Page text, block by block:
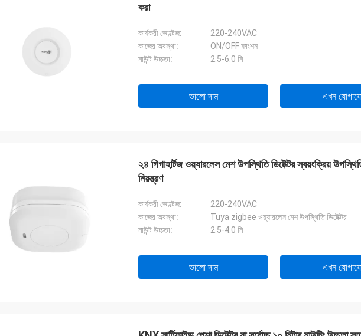
করা
কার্যকরী ভোল্টেজ:
220-240VAC
কাজের অবস্থা:
ON/OFF ফাংশন
মাউন্ট উচ্চতা:
2.5-6.0 মি
ভালো দাম এখন
২৪ গিগাহার্টজ ওয়্যারলেস মেশ উপস্থিতি ডিটেক্টর স্বয়ংক্রিয়
নিয়ন্ত্রণ
কার্যকরী ভোল্টেজ:
220-240VAC
কাজের অবস্থা:
Tuya zigbee ওয়্যারলেস মেশ উপস্থিতি ডিটেক্টর
মাউন্ট উচ্চতা:
2.5-4.0 মি
ভালো দাম এখন